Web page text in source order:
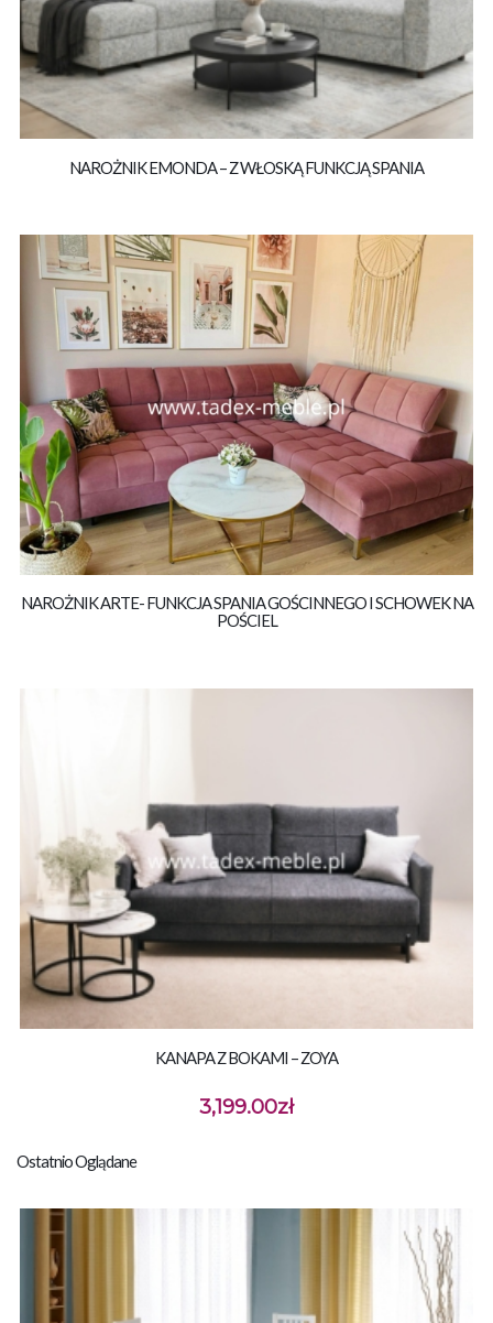
NAROŻNIK EMONDA – Z WŁOSKĄ FUNKCJĄ SPANIA
NAROŻNIK ARTE- FUNKCJA SPANIA GOŚCINNEGO I SCHOWEK NA
POŚCIEL
KANAPA Z BOKAMI – ZOYA
3,199.00zł
Ostatnio Oglądane